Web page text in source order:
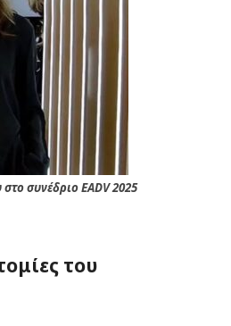
συνέδριο EADV 2025
του